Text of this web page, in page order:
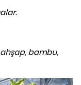
ahşap, bambu,